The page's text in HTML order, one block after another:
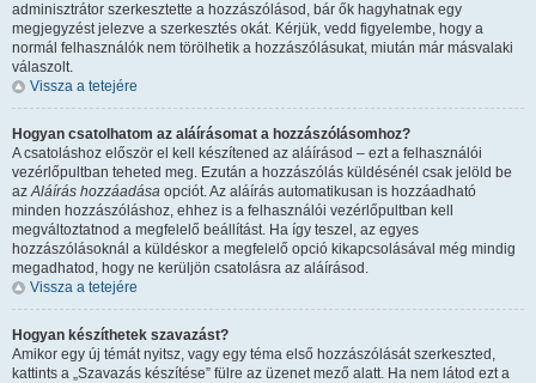
adminisztrátor szerkesztette a hozzászólásod, bár ők hagyhatnak egy
megjegyzést jelezve a szerkesztés okát. Kérjük, vedd figyelembe, hogy a
normál felhasználók nem törölhetik a hozzászólásukat, miután már másvalaki
válaszolt.
Vissza a tetejére
Hogyan csatolhatom az aláírásomat a hozzászólásomhoz?
A csatoláshoz először el kell készítened az aláírásod – ezt a felhasználói
vezérlőpultban teheted meg. Ezután a hozzászólás küldésénél csak jelöld be
azAláírás hozzáadása opciót. Az aláírás automatikusan is hozzáadható
minden hozzászóláshoz, ehhez is a felhasználói vezérlőpultban kell
megváltoztatnod a megfelelő beállítást. Ha így teszel, az egyes
hozzászólásoknál a küldéskor a megfelelő opció kikapcsolásával még mindig
megadhatod, hogy ne kerüljön csatolásra az aláírásod.
Vissza a tetejére
Hogyan készíthetek szavazást?
Amikor egy új témát nyitsz, vagy egy téma első hozzászólását szerkeszted,
kattints a „Szavazás készítése” fülre az üzenet mező alatt. Ha nem látod ezt a